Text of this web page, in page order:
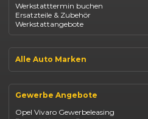
Fiat 500
Dacia Duster
Dacia Sandero
Jeep Compass
Suzuki Vitara
Suzuki Swift
Mazda CX-30
Werkstatttermin buchen
Ersatzteile & Zubehör
Werkstattangebote
Alle Auto Marken
Opel
Fiat
Jeep
Gewerbe Angebote
Opel Vivaro Gewerbeleasing